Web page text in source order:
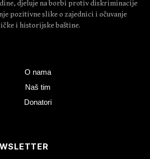
djeluje na borbi protiv diskriminacije
pozitivne slike o zajednici i očuvanje
i historijske baštine.
O nama
Naš tim
Donatori